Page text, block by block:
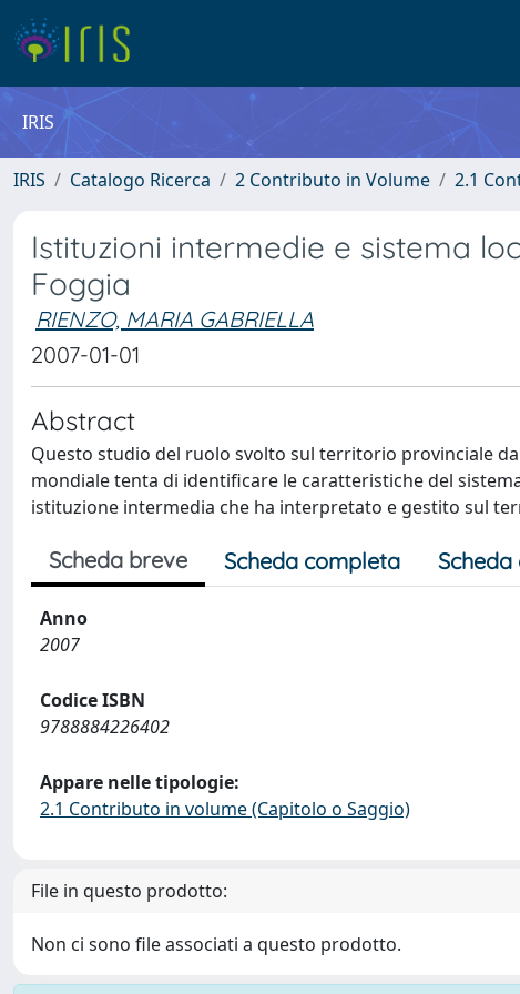
IRIS
IRIS Catalogo Ricerca 2 Contributo in Volume 2.1
Istituzioni intermedie e sistema
Foggia
RIENZO, MARIA GABRIELLA
2007-01-01
Abstract
Questo studio del ruolo svolto sul territorio provinciale
mondiale tenta di identificare le caratteristiche del
istituzione intermedia che ha interpretato e gestito sul
Scheda breve Scheda completa
Anno
2007
Codice ISBN
9788884226402
Appare nelle tipologie:
2.1 Contributo in volume (Capitolo o Saggio)
File in questo prodotto:
Non ci sono file associati a questo prodotto.